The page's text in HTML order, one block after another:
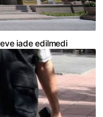
iade edilmedi